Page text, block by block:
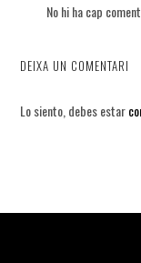
No hi ha cap
DEIXA UN COMENTARI
Lo siento, debes estar